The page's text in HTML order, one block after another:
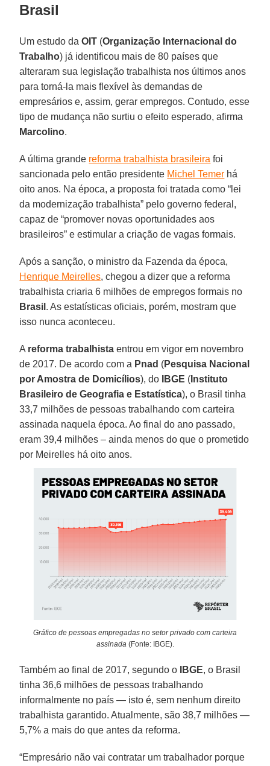
Brasil
Um estudo daOIT (Organização Internacional do
Trabalho) já identificou mais de 80 países que
alteraram sua legislação trabalhista nos últimos anos
para torná-la mais flexível às demandas de
empresários e, assim, gerar empregos. Contudo, esse
tipo de mudança não surtiu o efeito esperado, afirma
Marcolino.
A última grande reforma trabalhista brasileira foi
sancionada pelo então presidente Michel Temer há
oito anos. Na época, a proposta foi tratada como “lei
da modernização trabalhista” pelo governo federal,
capaz de “promover novas oportunidades aos
brasileiros” e estimular a criação de vagas formais.
Após a sanção, o ministro da Fazenda da época,
Henrique Meirelles, chegou a dizer que a reforma
trabalhista criaria 6 milhões de empregos formais no
Brasil . As estatísticas oficiais, porém, mostram que
isso nunca aconteceu.
A reforma trabalhista entrou em vigor em novembro
de 2017. De acordo com a Pnad (Pesquisa Nacional
por Amostra de Domicílios), do IBGE ( Instituto
Brasileiro de Geografia e Estatística), o Brasil tinha
33,7 milhões de pessoas trabalhando com carteira
assinada naquela época. Ao final do ano passado,
eram 39,4 milhões – ainda menos do que o prometido
por Meirelles há oito anos.
Gráfico de pessoas empregadas no setor privado com carteira
assinada (Fonte: IBGE).
Também ao final de 2017, segundo o IBGE, o Brasil
tinha 36,6 milhões de pessoas trabalhando
informalmente no país — isto é, sem nenhum direito
trabalhista garantido. Atualmente, são 38,7 milhões —
5,7% a mais do que antes da reforma.
“Empresário não vai contratar um trabalhador porque